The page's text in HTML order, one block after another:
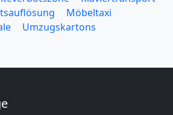
Möbeltaxi
Umzugskartons